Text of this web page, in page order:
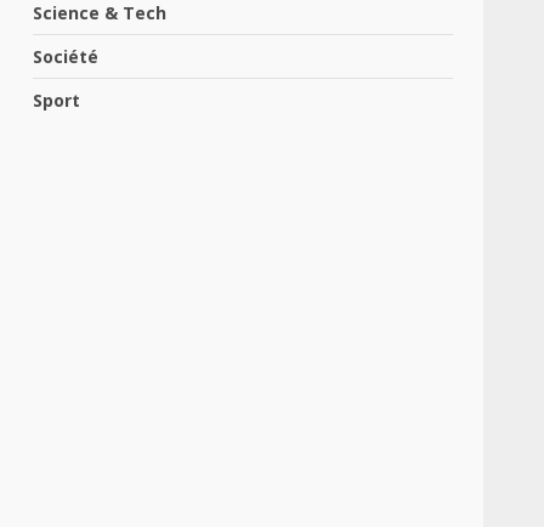
Science & Tech
Société
Sport